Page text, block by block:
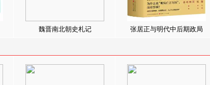
魏晋南北朝史札记 张居正与明代中后期政局